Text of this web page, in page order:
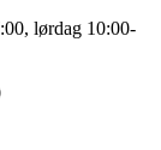
lørdag 10:00-